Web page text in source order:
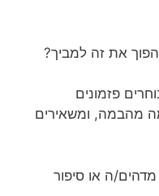
את זה למביך?
פזמונים
מהבמה, ומשאירים
ה או סיפור